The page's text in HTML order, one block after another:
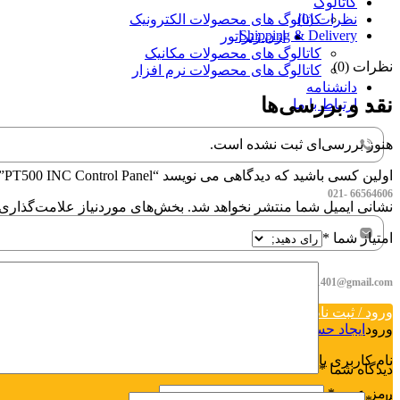
کاتالوگ های محصولات الکترونیک
ازن ژنراتور
کاتالوگ های محصولات مکانیک
کاتالوگ های محصولات نرم افزار
دانشنامه
ارتباط با ما
66564606 -021
rabin.paya1401@gmail.com
ورود / ثبت نام
ورود ایجاد حساب کاربری
نام کاربری یا آدرس ایمیل
رمز عبور*
نظرات (0)
Shipping & Delivery
نظرات (0)
نقد و بررسی‌ها
هنوز بررسی‌ای ثبت نشده است.
اولین کسی باشید که دیدگاهی می نویسد “PT500 INC Control Panel”
نشانی ایمیل شما منتشر نخواهد شد. بخش‌های موردنیاز
امتیاز شما *
دیدگاه شما*